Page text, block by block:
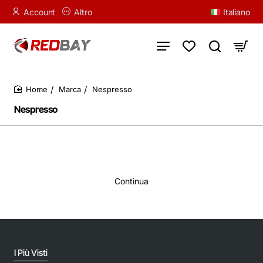
Account Altro Italiano
Nespresso
Marca Nespresso
Continua
I Più Visti